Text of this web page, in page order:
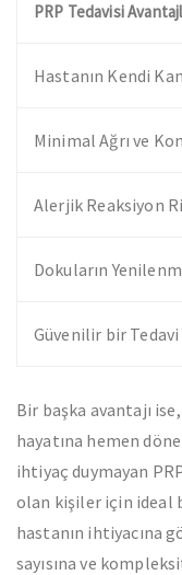
PRP Tedavisi
Hastanın Kendi
Minimal Ağrı ve
Alerjik Reaksiyon
Dokuların
Güvenilir bir
Bir başka avantajı ise,
hayatına hemen
ihtiyaç duymayan
olan kişiler için ideal
hastanın ihtiyacına
sayısına ve